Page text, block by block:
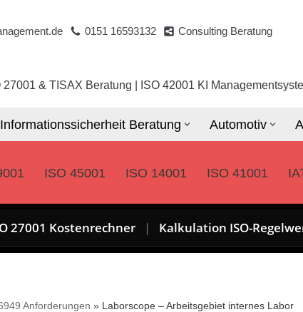
0151 16593132 Consulting Beratung
27001 & TISAX Beratung ISO 42001 KI
Informationssicherheit Beratung Automotiv
ISO 45001 ISO 14001 ISO 41001
27001 Kostenrechner | Kalkulation ISO-
Anforderungen » Laborscope – Arbeitsgebiet internes Labor